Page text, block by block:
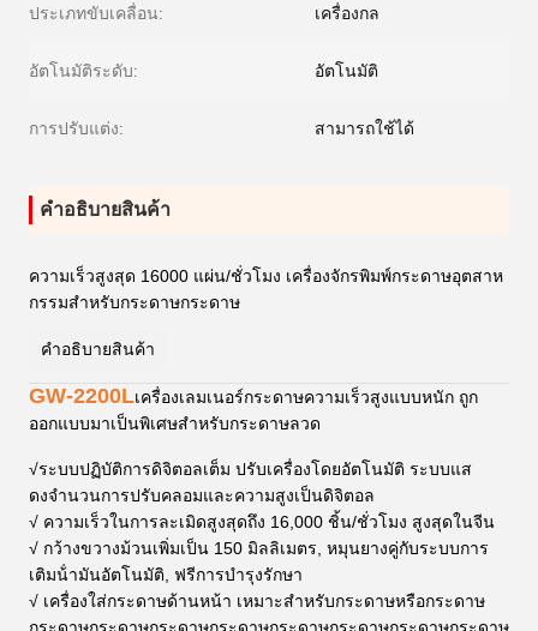
ประเภทขับเคลื่อน: เครื่องกล
อัตโนมัติระดับ: อัตโนมัติ
การปรับแต่ง: สามารถใช้ได้
คําอธิบายสินค้า
ความเร็วสูงสุด 16000 แผ่น/ชั่วโมง เครื่องจักรพิมพ์กระดาษอุตสาห
กรรมสําหรับกระดาษกระดาษ
คําอธิบายสินค้า
GW-2200Lเครื่องเลมเนอร์กระดาษความเร็วสูงแบบหนัก ถูก
ออกแบบมาเป็นพิเศษสําหรับกระดาษลวด
√ระบบปฏิบัติการดิจิตอลเต็ม ปรับเครื่องโดยอัตโนมัติ ระบบแส
ดงจํานวนการปรับคลอมและความสูงเป็นดิจิตอล
√ ความเร็วในการละเมิดสูงสุดถึง 16,000 ชิ้น/ชั่วโมง สูงสุดในจีน
√ กว้างขวางม้วนเพิ่มเป็น 150 มิลลิเมตร, หมุนยางคู่กับระบบการ
เติมน้ํามันอัตโนมัติ, ฟรีการบํารุงรักษา
√ เครื่องใส่กระดาษด้านหน้า เหมาะสําหรับกระดาษหรือกระดาษ